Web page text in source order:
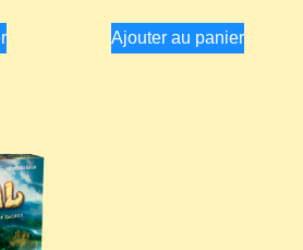
Ajouter au panier